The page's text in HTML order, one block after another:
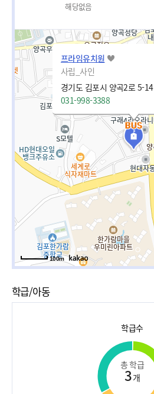
해당없음
프라임유치원
사립_사인
경기도 김포시 양곡2로 5-14
031-998-3388
100m
학급/아동
학급수
총 학급
3개